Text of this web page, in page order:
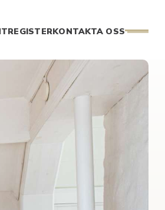
KONTAKTA OSS